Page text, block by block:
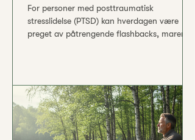
For personer med posttraumatisk
stresslidelse (PTSD) kan hverdagen være
preget av påtrengende flashbacks, mareritt,
vold, og kroppens beredskapssystem står
kontinuerlig på tå hev. En ny type
infusjonsbehandling gir imidlertid håp – den
ser ut til å kunne dempe de intense
stressreaksjonene og hjelpe den enkelte å